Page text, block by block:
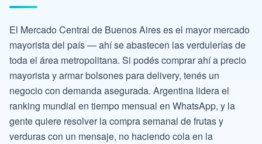
El Mercado Central de Buenos Aires es el mayor mercado
mayorista del país — ahí se abastecen las verdulerías de
toda el área metropolitana. Si podés comprar ahí a precio
mayorista y armar bolsones para delivery, tenés un
negocio con demanda asegurada. Argentina lidera el
ranking mundial en tiempo mensual en WhatsApp, y la
gente quiere resolver la compra semanal de frutas y
verduras con un mensaje, no haciendo cola en la